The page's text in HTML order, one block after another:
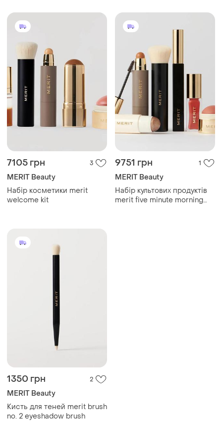
7105 грн 3
MERIT Beauty
Набір косметики merit
welcome kit
9751 грн 1
MERIT Beauty
Набір культових продуктів
merit five minute morning
1350 грн 2
MERIT Beauty
Кисть для теней merit brush
no. 2 eyeshadow brush